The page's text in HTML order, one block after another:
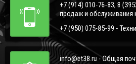
+7 (914) 010-76-83, 8
продаж и обслуживания
+7 (950) 075-85-99 -
info@et38.ru - Общая